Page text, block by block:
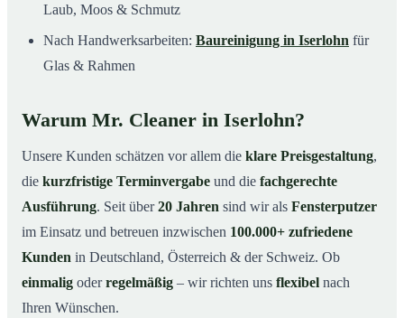
Laub, Moos & Schmutz
Nach Handwerksarbeiten: Baureinigung in Iserlohn für
Glas & Rahmen
Warum Mr. Cleaner in Iserlohn?
Unsere Kunden schätzen vor allem die klare Preisgestaltung,
die kurzfristige Terminvergabe und die fachgerechte
Ausführung. Seit über20 Jahren sind wir als Fensterputzer
im Einsatz und betreuen inzwischen 100.000+ zufriedene
Kunden in Deutschland, Österreich & der Schweiz. Ob
einmalig oderregelmäßig – wir richten uns flexibel nach
Ihren Wünschen.